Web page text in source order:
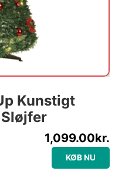
Kunstigt
1,099.00kr.
KØB NU